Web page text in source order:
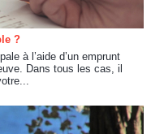
?
à l’aide d’un emprunt
Dans tous les cas, il